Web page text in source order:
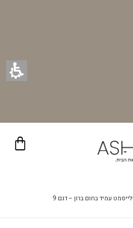
עמיד בחום ברון – דגם 9